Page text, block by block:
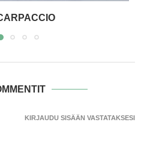
KIRJAUDU SISÄÄN VASTATAKSESI